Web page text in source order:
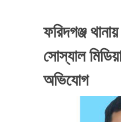
ফরিদগঞ্জ
সোস্যাল
অভিযোগ